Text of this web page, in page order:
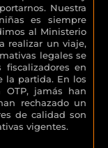
Nuestra
es siempre
al Ministerio
realizar un viaje,
legales se
en
la partida. En los
jamás han
rechazado un
de calidad son
vigentes.